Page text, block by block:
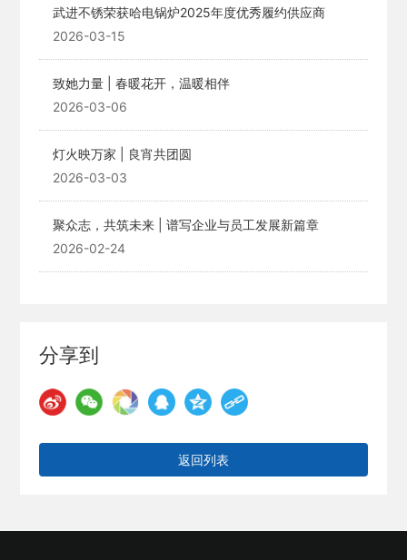
武进不锈荣获哈电锅炉2025年度优秀履约供应商
2026-03-15
致她力量 | 春暖花开，温暖相伴
2026-03-06
灯火映万家 | 良宵共团圆
2026-03-03
聚众志，共筑未来 | 谱写企业与员工发展新篇章
2026-02-24
分享到
返回列表